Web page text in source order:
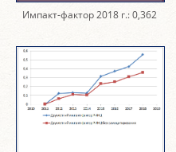
Импакт-фактор 2018 г.: 0,362